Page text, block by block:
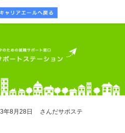
年8月28日
さんだサポステ